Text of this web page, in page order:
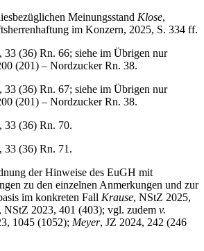
Meinungsstand Klose,
im Konzern, 2025, S. 334 ff.
(36) Rn. 66; siehe im Übrigen nur
(201) – Nordzucker Rn. 38.
(36) Rn. 67; siehe im Übrigen nur
(201) – Nordzucker Rn. 38.
33 (36) Rn. 70.
33 (36) Rn. 71.
der Hinweise des EuGH mit
zu den einzelnen Anmerkungen und zur
im konkreten Fall Krause, NStZ 2025,
NStZ 2023, 401 (403); vgl. zudem v.
1045 (1052); Meyer, JZ 2024, 242 (246